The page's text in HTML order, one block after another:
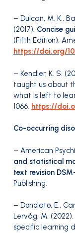
– Dulcan, M. K.,
(2017). Concise
(Fifth Edition).
https://doi.org/
– Kendler, K. S.
taught us about
what is left to
1066. https://
Co-occurring
– American
and statistical
text revision
Publishing.
– Donolato, E.,
Lervåg, M.
specific learning